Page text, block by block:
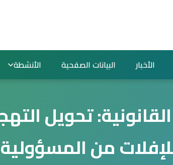
الأخبار البيانات الصفحية الأنشطة
تحويل
من المسؤولية